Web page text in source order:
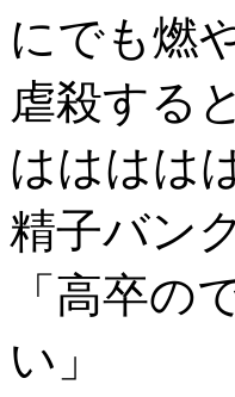
にでも燃
虐殺する
はははは
精子バン
「高卒の
い」